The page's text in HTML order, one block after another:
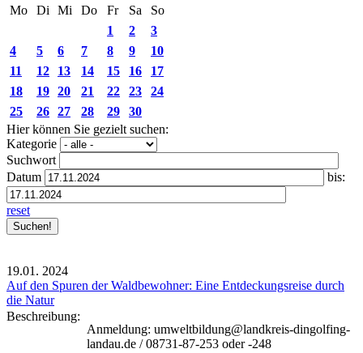
Mo
Di Mi Do Fr Sa
So
1
2
3
4
5 6 7 8 9
10
11
12 13 14 15 16
17
18
19 20 21 22 23
24
25
26 27 28 29
30
Hier können Sie gezielt suchen:
Kategorie
Suchwort
Datum
bis:
reset
19.01. 2024
Auf den Spuren der Waldbewohner: Eine Entdeckungsreise durch
die Natur
Beschreibung:
Anmeldung: umweltbildung@landkreis-dingolfing-
landau.de / 08731-87-253 oder -248